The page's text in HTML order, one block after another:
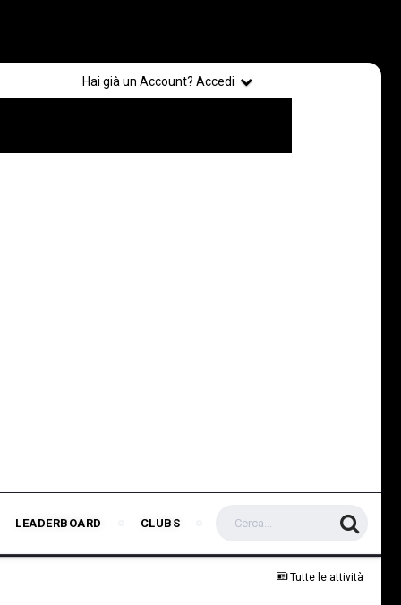
Hai già un Account? Accedi
LEADERBOARD CLUBS
Tutte le attività